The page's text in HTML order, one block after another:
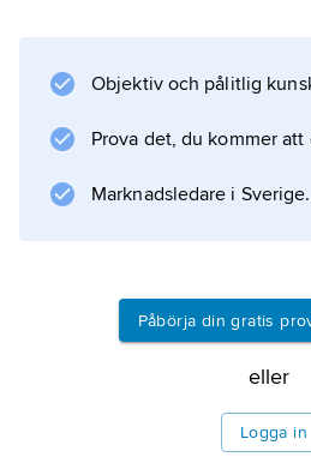
tempererade och
Information om
Objektiv och pålitlig
Prova det, du kommer att
Marknadsledare i Sverige.
Påbörja din gratis
eller
Logga in